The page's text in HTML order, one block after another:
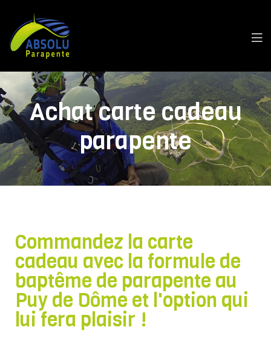
Achat carte cadeau
parapente
Commandez la carte
cadeau avec la formule de
baptême de parapente au
Puy de Dôme et l'option qui
lui fera plaisir !